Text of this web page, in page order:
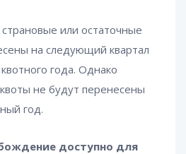
или остаточные
на следующий квартал
года. Однако
не будут перенесены
год.
доступно для